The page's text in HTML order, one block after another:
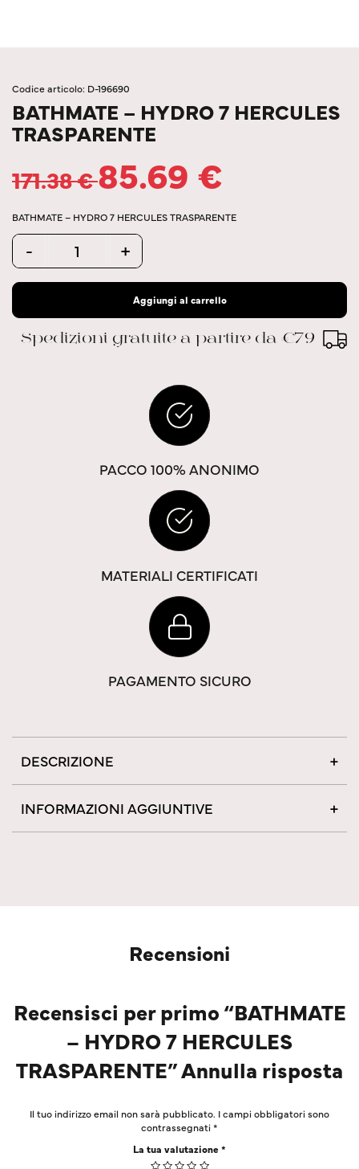
Codice articolo: D-196690
BATHMATE – HYDRO 7 HERCULES
TRASPARENTE
171.38€85.69 €
BATHMATE – HYDRO 7 HERCULES TRASPARENTE
Quantity
- +
Aggiungi al carrello
Spedizioni gratuite a partire da €79
PACCO 100% ANONIMO
MATERIALI CERTIFICATI
PAGAMENTO SICURO
DESCRIZIONE
INFORMAZIONI AGGIUNTIVE
Recensioni
Recensisci per primo “BATHMATE
– HYDRO 7 HERCULES
TRASPARENTE” Annulla risposta
Il tuo indirizzo email non sarà pubblicato. I campi obbligatori sono
contrassegnati*
La tua valutazione*